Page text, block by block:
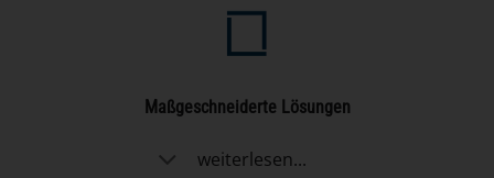
Maßgeschneiderte Lösungen
weiterlesen...